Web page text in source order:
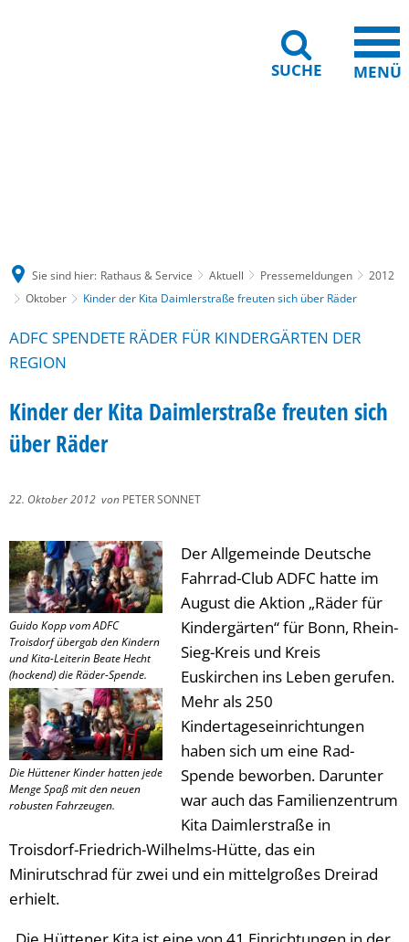
SUCHE MENÜ
Sie sind hier: Rathaus & Service Aktuell Pressemeldungen
2012
Oktober
Kinder der Kita Daimlerstraße freuten sich über Räder
ADFC SPENDETE RÄDER FÜR KINDERGÄRTEN DER
REGION
Kinder der Kita Daimlerstraße freuten sich
über Räder
22. Oktober 2012 von PETER SONNET
Guido Kopp vom ADFC
Troisdorf übergab den Kindern
und Kita-Leiterin Beate Hecht
(hockend) die Räder-Spende.
Die Hüttener Kinder hatten jede
Menge Spaß mit den neuen
robusten Fahrzeugen.
Der Allgemeinde Deutsche
Fahrrad-Club ADFC hatte im
August die Aktion „Räder für
Kindergärten“ für Bonn, Rhein-
Sieg-Kreis und Kreis
Euskirchen ins Leben gerufen.
Mehr als 250
Kindertageseinrichtungen
haben sich um eine Rad-
Spende beworben. Darunter
war auch das Familienzentrum
Kita Daimlerstraße in
Troisdorf-Friedrich-Wilhelms-Hütte, das ein
Minirutschrad für zwei und ein mittelgroßes Dreirad
erhielt.